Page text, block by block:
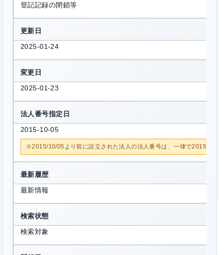
登記記録の閉鎖等
更新日
2025-01-24
変更日
2025-01-23
法人番号指定日
2015-10-05
※2015/10/05より前に設立された法人の法人番号は、一律で2015/10/
最新履歴
最新情報
検索状態
検索対象